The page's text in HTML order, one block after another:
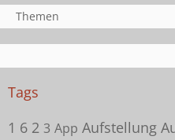
Themen
Tags
1 6 2 3 App Aufstellung